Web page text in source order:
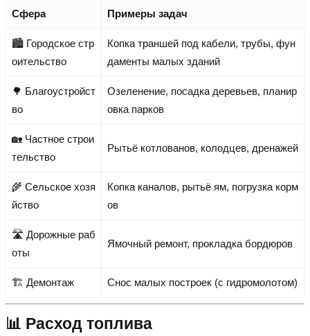
Сфера Примеры задач
🏙️ Городское стр
оительство
Копка траншей под кабели, трубы, фун
даменты малых зданий
🌳 Благоустройст
во
Озеленение, посадка деревьев, планир
овка парков
🏡 Частное строи
тельство
Рытьё котлованов, колодцев, дренажей
🌾 Сельское хозя
йство
Копка каналов, рытьё ям, погрузка корм
ов
🛣️ Дорожные раб
оты
Ямочный ремонт, прокладка бордюров
🏗️ Демонтаж Снос малых построек (с гидромолотом)
📊 Расход топлива